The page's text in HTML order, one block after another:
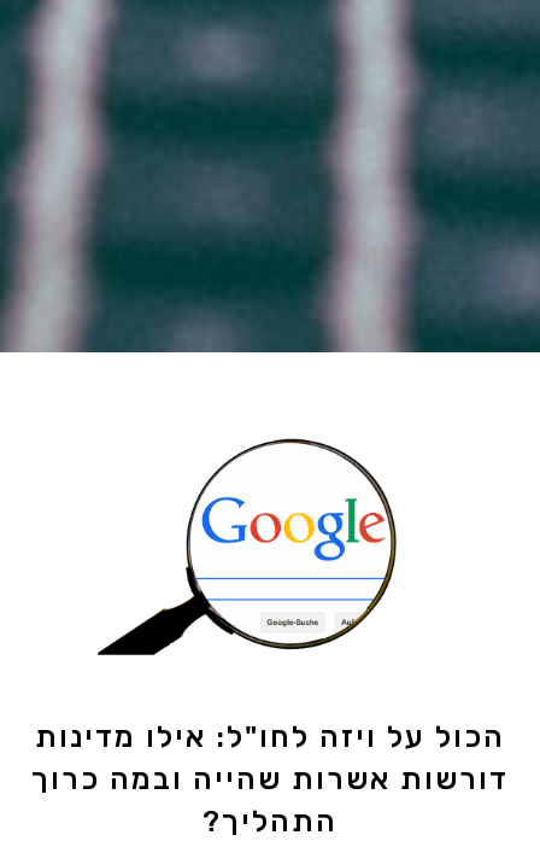
הכול על ויזה לחו"ל: אילו מדינות
דורשות אשרות שהייה ובמה כרוך
התהליך?